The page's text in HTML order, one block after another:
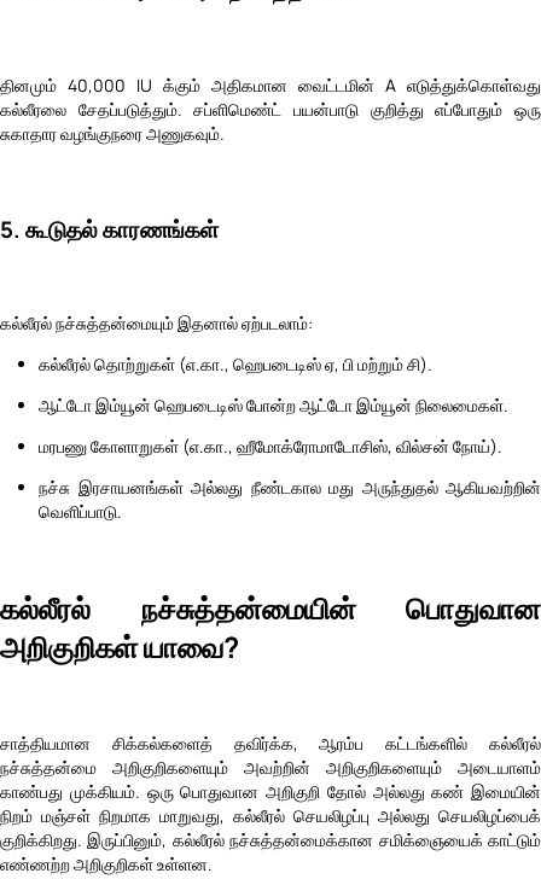
தினமும் 40,000 IU க்கும் அதிகமான வைட்டமின் A எடுத்துக்கொள்வது
கல்லீரலை சேதப்படுத்தும். சப்ளிமெண்ட் பயன்பாடு குறித்து எப்போதும் ஒரு
சுகாதார வழங்குநரை அணுகவும்.
5. கூடுதல் காரணங்கள்
கல்லீரல் நச்சுத்தன்மையும் இதனால் ஏற்படலாம்:
கல்லீரல் தொற்றுகள் (எ.கா., ஹெபடைடிஸ் ஏ, பி மற்றும் சி).
ஆட்டோ இம்யூன் ஹெபடைடிஸ் போன்ற ஆட்டோ இம்யூன் நிலைமைகள்.
மரபணு கோளாறுகள் (எ.கா., ஹீமோக்ரோமாடோசிஸ், வில்சன் நோய்).
நச்சு இரசாயனங்கள் அல்லது நீண்டகால மது அருந்துதல் ஆகியவற்றின்
வெளிப்பாடு.
கல்லீரல் நச்சுத்தன்மையின் பொதுவான
அறிகுறிகள் யாவை?
சாத்தியமான சிக்கல்களைத் தவிர்க்க, ஆரம்ப கட்டங்களில் கல்லீரல்
நச்சுத்தன்மை அறிகுறிகளையும் அவற்றின் அறிகுறிகளையும் அடையாளம்
காண்பது முக்கியம். ஒரு பொதுவான அறிகுறி தோல் அல்லது கண் இமையின்
நிறம் மஞ்சள் நிறமாக மாறுவது, கல்லீரல் செயலிழப்பு அல்லது செயலிழப்பைக்
குறிக்கிறது. இருப்பினும், கல்லீரல் நச்சுத்தன்மைக்கான சமிக்ஞையைக் காட்டும்
எண்ணற்ற அறிகுறிகள் உள்ளன.